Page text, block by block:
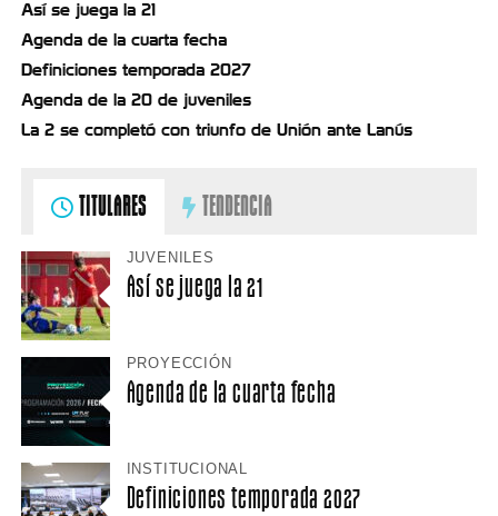
Así se juega la 21
Agenda de la cuarta fecha
Definiciones temporada 2027
Agenda de la 20 de juveniles
La 2 se completó con triunfo de Unión ante Lanús
TITULARES TENDENCIA
JUVENILES
Así se juega la 21
PROYECCIÓN
Agenda de la cuarta fecha
INSTITUCIONAL
Definiciones temporada 2027